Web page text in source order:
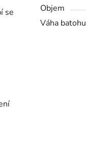
se
Objem
Váha batohu